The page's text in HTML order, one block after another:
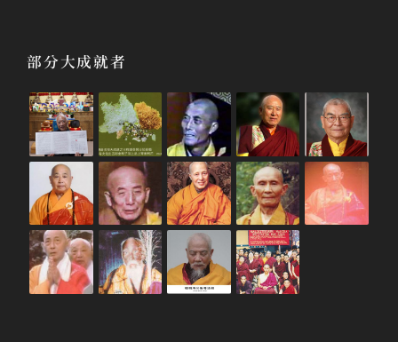
部分大成就者